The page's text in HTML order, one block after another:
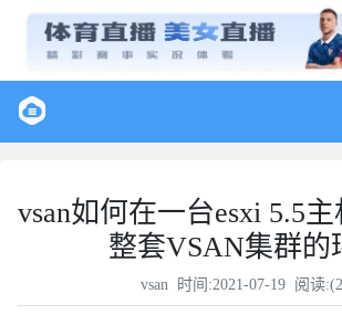
vsan如何在一台esxi 5.5
整套VSAN集群的
vsan 时间:2021-07-19 阅读:(